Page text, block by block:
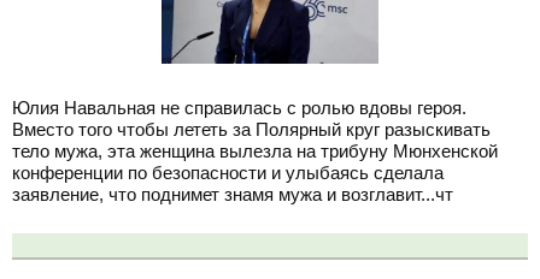
Юлия Навальная не справилась с ролью вдовы героя.
Вместо того чтобы лететь за Полярный круг разыскивать
тело мужа, эта женщина вылезла на трибуну Мюнхенской
конференции по безопасности и улыбаясь сделала
заявление, что поднимет знамя мужа и возглавит...чт